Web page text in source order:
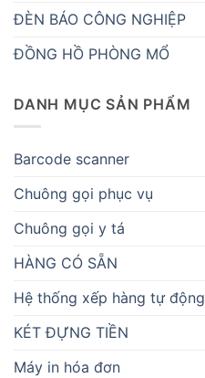
ĐÈN BÁO CÔNG NGHIỆP
ĐỒNG HỒ PHÒNG MỔ
DANH MỤC SẢN PHẨM
Barcode scanner
Chuông gọi phục vụ
Chuông gọi y tá
HÀNG CÓ SẴN
Hệ thống xếp hàng tự động
KÉT ĐỰNG TIỀN
Máy in hóa đơn